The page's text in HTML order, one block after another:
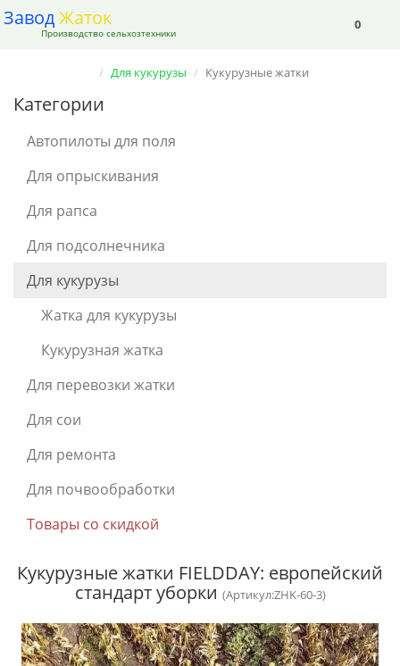
0
ЗаводЖаток
Производство сельхозтехники
Для кукурузы Кукурузные жатки
Категории
Автопилоты для поля
Для опрыскивания
Для рапса
Для подсолнечника
Для кукурузы
Жатка для кукурузы
Кукурузная жатка
Для перевозки жатки
Для сои
Для ремонта
Для почвообработки
Товары со скидкой
Кукурузные жатки FIELDDAY: европейский
стандарт уборки (Артикул:ZHK-60-3)